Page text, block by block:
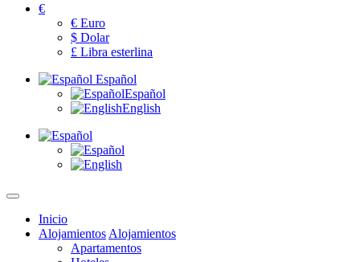
€
€ Euro
$ Dolar
£ Libra esterlina
Español
Español
English
Inicio
Alojamientos Alojamientos
Apartamentos